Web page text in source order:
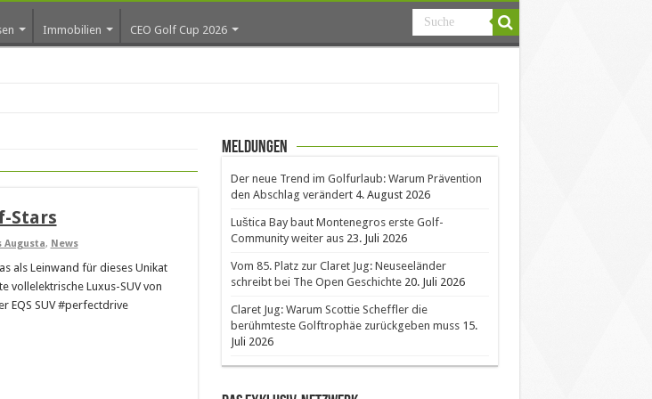
Immobilien CEO Golf Cup 2026
Stars
Augusta, News
als Leinwand für dieses Unikat
vollelektrische Luxus-SUV von
EQS SUV #perfectdrive
Meldungen
Der neue Trend im Golfurlaub: Warum Prävention
den Abschlag verändert 4. August 2026
Luštica Bay baut Montenegros erste Golf-
Community weiter aus 23. Juli 2026
Vom 85. Platz zur Claret Jug: Neuseeländer
schreibt bei The Open Geschichte 20. Juli 2026
Claret Jug: Warum Scottie Scheffler die
berühmteste Golftrophäe zurückgeben muss 15.
Juli 2026